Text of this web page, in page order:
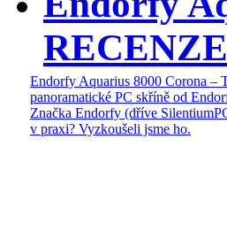
RECENZE
Endorfy Aquarius 8000 Corona –
panoramatické PC skříně od
Značka Endorfy (dříve
v praxi? Vyzkoušeli jsme ho.